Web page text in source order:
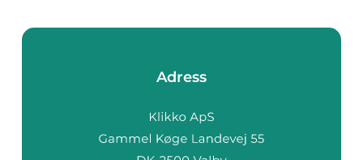
Adress